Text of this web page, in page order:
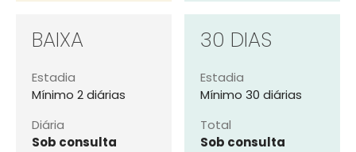
BAIXA
Estadia
Mínimo 2 diárias
Diária
Sob consulta
30 DIAS
Estadia
Mínimo 30 diárias
Total
Sob consulta